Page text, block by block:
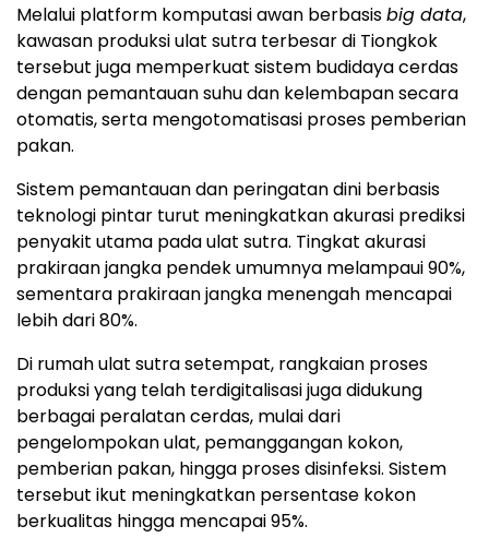
Melalui platform komputasi awan berbasisbig data,
kawasan produksi ulat sutra terbesar di Tiongkok
tersebut juga memperkuat sistem budidaya cerdas
dengan pemantauan suhu dan kelembapan secara
otomatis, serta mengotomatisasi proses pemberian
pakan.
Sistem pemantauan dan peringatan dini berbasis
teknologi pintar turut meningkatkan akurasi prediksi
penyakit utama pada ulat sutra. Tingkat akurasi
prakiraan jangka pendek umumnya melampaui 90%,
sementara prakiraan jangka menengah mencapai
lebih dari 80%.
Di rumah ulat sutra setempat, rangkaian proses
produksi yang telah terdigitalisasi juga didukung
berbagai peralatan cerdas, mulai dari
pengelompokan ulat, pemanggangan kokon,
pemberian pakan, hingga proses disinfeksi. Sistem
tersebut ikut meningkatkan persentase kokon
berkualitas hingga mencapai 95%.